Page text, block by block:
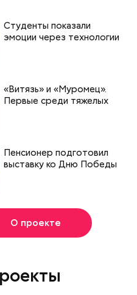
Студенты показали
эмоции через технологии
«Витязь» и «Муромец».
Первые среди тяжелых
Пенсионер подготовил
выставку ко Дню Победы
О проекте